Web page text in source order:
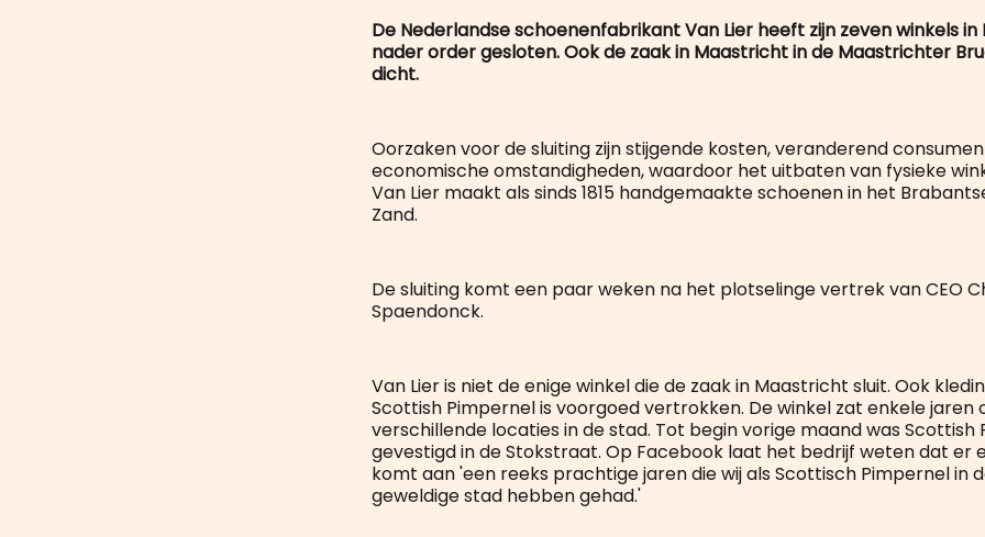
De Nederlandse schoenenfabrikant Van Lier heeft zijn zeven winkels
nader order gesloten. Ook de zaak in Maastricht in de Maastrichter
dicht.
Oorzaken voor de sluiting zijn stijgende kosten, veranderend
economische omstandigheden, waardoor het uitbaten van fysieke
Van Lier maakt als sinds 1815 handgemaakte schoenen in het
Zand.
De sluiting komt een paar weken na het plotselinge vertrek van CEO
Spaendonck.
Van Lier is niet de enige winkel die de zaak in Maastricht sluit. Ook
Scottish Pimpernel is voorgoed vertrokken. De winkel zat enkele jaren
verschillende locaties in de stad. Tot begin vorige maand was Scottish
gevestigd in de Stokstraat. Op Facebook laat het bedrijf weten dat er
komt aan 'een reeks prachtige jaren die wij als Scottisch Pimpernel in
geweldige stad hebben gehad.'